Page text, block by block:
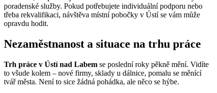
poradenské služby. Pokud potřebujete individuální podporu nebo
třeba rekvalifikaci, návštěva místní pobočky v Ústí se vám může
opravdu hodit.
Nezaměstnanost a situace na trhu práce
Trh práce v Ústí nad Labem se poslední roky pěkně mění. Vidíte
to všude kolem – nové firmy, sklady u dálnice, pomalu se měnící
tvář města. Není to sice žádná pohádka, ale něco se hýbe.